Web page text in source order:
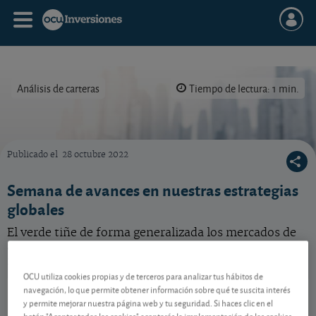
Análisis de carteras Tiempo de lectura: 1 min.
Publicado el 28 octubre 2022
Semana de avances en nuestras estrategias
globales
El verde tiñe de forma generalizada los mercados de
Metavalor Global
ES0162741005
109,10 EUR
OCU utiliza cookies propias y de terceros para analizar tus hábitos de
navegación, lo que permite obtener información sobre qué te suscita interés
y permite mejorar nuestra página web y tu seguridad. Si haces clic en el